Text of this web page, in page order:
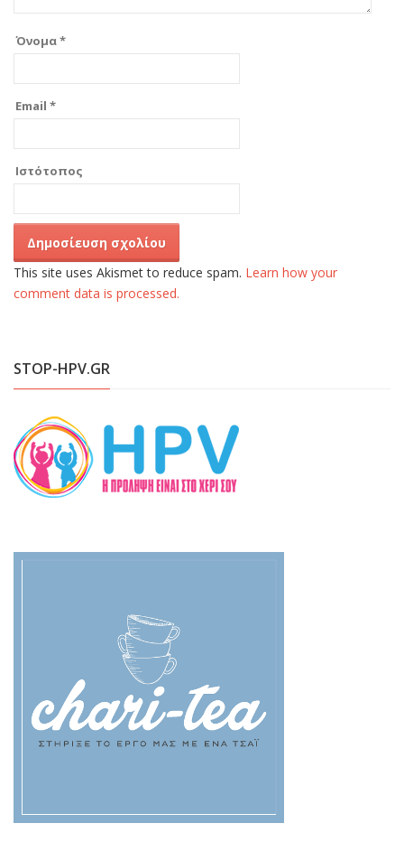
Όνομα*
Email *
Ιστότοπος
This site uses Akismet to reduce spam. Learn how your
comment data is processed.
STOP-HPV.GR